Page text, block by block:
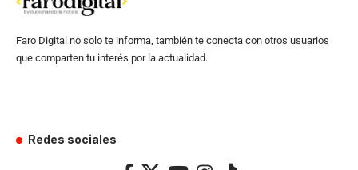
Faro Digital no solo te informa, también te conecta con otros usuarios
que comparten tu interés por la actualidad.
Redes sociales